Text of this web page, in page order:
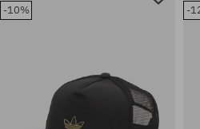
univerzális méret
-10%
-